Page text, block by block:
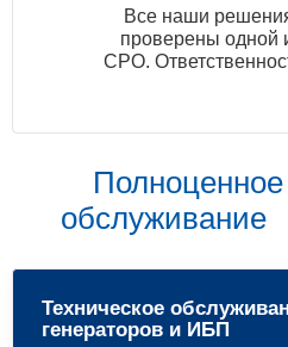
Все наши
проверены одной
СРО.
обслуживание
Техническое
генераторов и ИБП